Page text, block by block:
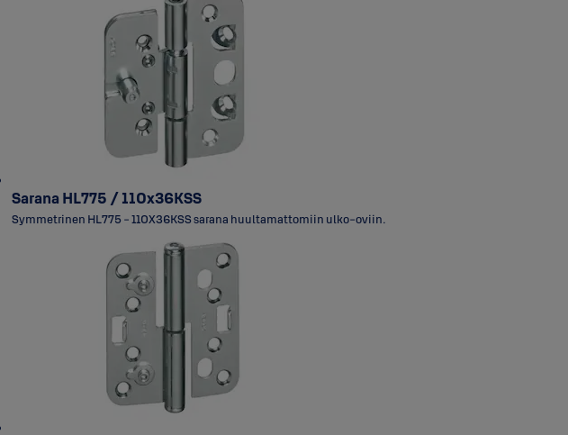
Sarana HL775 / 110x36KSS
Symmetrinen HL775 - 110X36KSS sarana huultamattomiin ulko-oviin.